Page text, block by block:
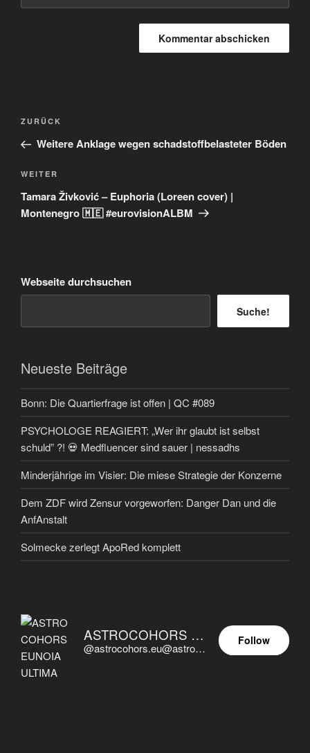
Beitragsnavigation
Vorheriger
Beitrag
ZURÜCK
Weitere Anklage wegen schadstoffbelasteter Böden
Nächster
Beitrag
WEITER
Tamara Živković – Euphoria (Loreen cover) |
Montenegro 🇲🇪 #eurovisionALBM
Webseite durchsuchen
Suche!
Neueste Beiträge
Bonn: Die Quartierfrage ist offen | QC #089
PSYCHOLOGE REAGIERT: „Wer ihr glaubt ist selbst
schuld” ?! 💀 Medfluencer sind sauer | nessadhs
Minderjährige im Visier: Die miese Strategie der Konzerne
Dem ZDF wird Zensur vorgeworfen: Danger Dan und die
AnfAnstalt
Solmecke zerlegt ApoRed komplett
ASTROCOHORS EUNOIA ULTIMA
@astrocohors.eu@astrocohors.eu
Follow